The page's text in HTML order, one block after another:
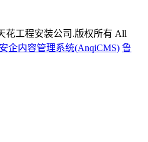
花工程安装公司.版权所有 All
安企内容管理系统(AnqiCMS) 鲁